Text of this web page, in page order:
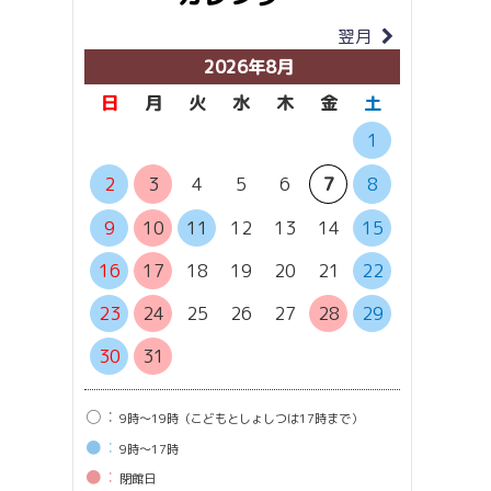
翌月
2026年8月
日
月 火 水 木 金
土
1
2
3 4 5 6 7
8
9
10 11 12 13 14
15
16
17 18 19 20 21
22
23
24 25 26 27 28
29
30
31
○： 9時〜19時（こどもとしょしつは17時まで）
●： 9時〜17時
●： 閉館⽇